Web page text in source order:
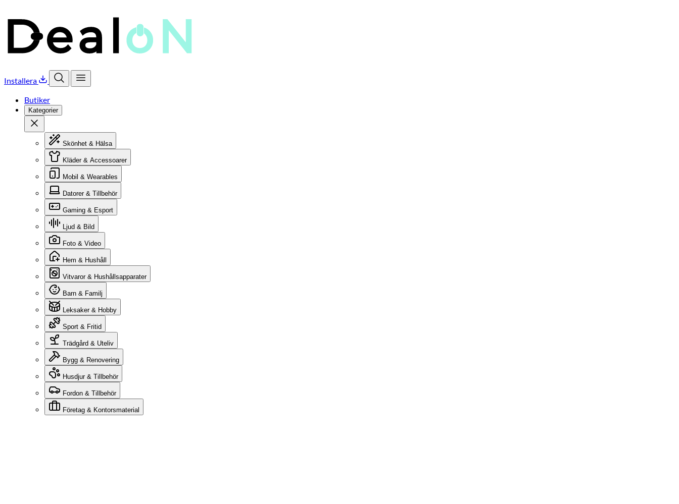
Installera
Öppna sökÖppna meny
Butiker
Kategorier
Stäng
Skönhet & Hälsa
Kläder & Accessoarer
Mobil & Wearables
Datorer & Tillbehör
Gaming & Esport
Ljud & Bild
Foto & Video
Hem & Hushåll
Vitvaror & Hushållsapparater
Barn & Familj
Leksaker & Hobby
Sport & Fritid
Trädgård & Uteliv
Bygg & Renovering
Husdjur & Tillbehör
Fordon & Tillbehör
Företag & Kontorsmaterial